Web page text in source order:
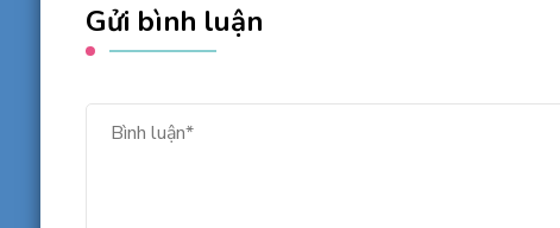
Gửi bình luận